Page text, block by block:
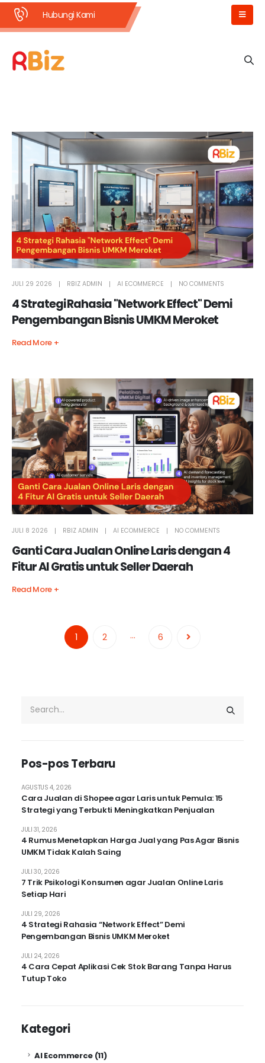
Hubungi Kami
JULI 29 2026 RBIZ ADMIN AI ECOMMERCE NO COMMENTS
4 Strategi Rahasia "Network Effect" Demi
Pengembangan Bisnis UMKM Meroket
Read More +
JULI 8 2026 RBIZ ADMIN AI ECOMMERCE NO COMMENTS
Ganti Cara Jualan Online Laris dengan 4
Fitur AI Gratis untuk Seller Daerah
Read More +
1 2 … 6
Pos-pos Terbaru
Cara Jualan di Shopee agar Laris untuk Pemula: 15
Strategi yang Terbukti Meningkatkan Penjualan
AGUSTUS 4, 2026
4 Rumus Menetapkan Harga Jual yang Pas Agar Bisnis
UMKM Tidak Kalah Saing
JULI 31, 2026
7 Trik Psikologi Konsumen agar Jualan Online Laris
Setiap Hari
JULI 30, 2026
4 Strategi Rahasia “Network Effect” Demi
Pengembangan Bisnis UMKM Meroket
JULI 29, 2026
4 Cara Cepat Aplikasi Cek Stok Barang Tanpa Harus
Tutup Toko
JULI 24, 2026
Kategori
AI Ecommerce (11)